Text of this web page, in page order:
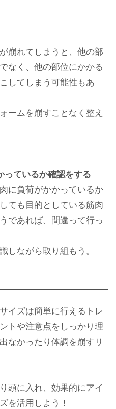
崩れてしまうと、他の部
なく、他の部位にかかる
してしまう可能性もあ
ームを崩すことなく整え
っているか確認をする
に負荷がかかっているか
ても目的としている筋肉
であれば、間違って行っ
しながら取り組もう。
イズは簡単に行えるトレ
トや注意点をしっかり理
なかったり体調を崩すリ
頭に入れ、効果的にアイ
を活用しよう！